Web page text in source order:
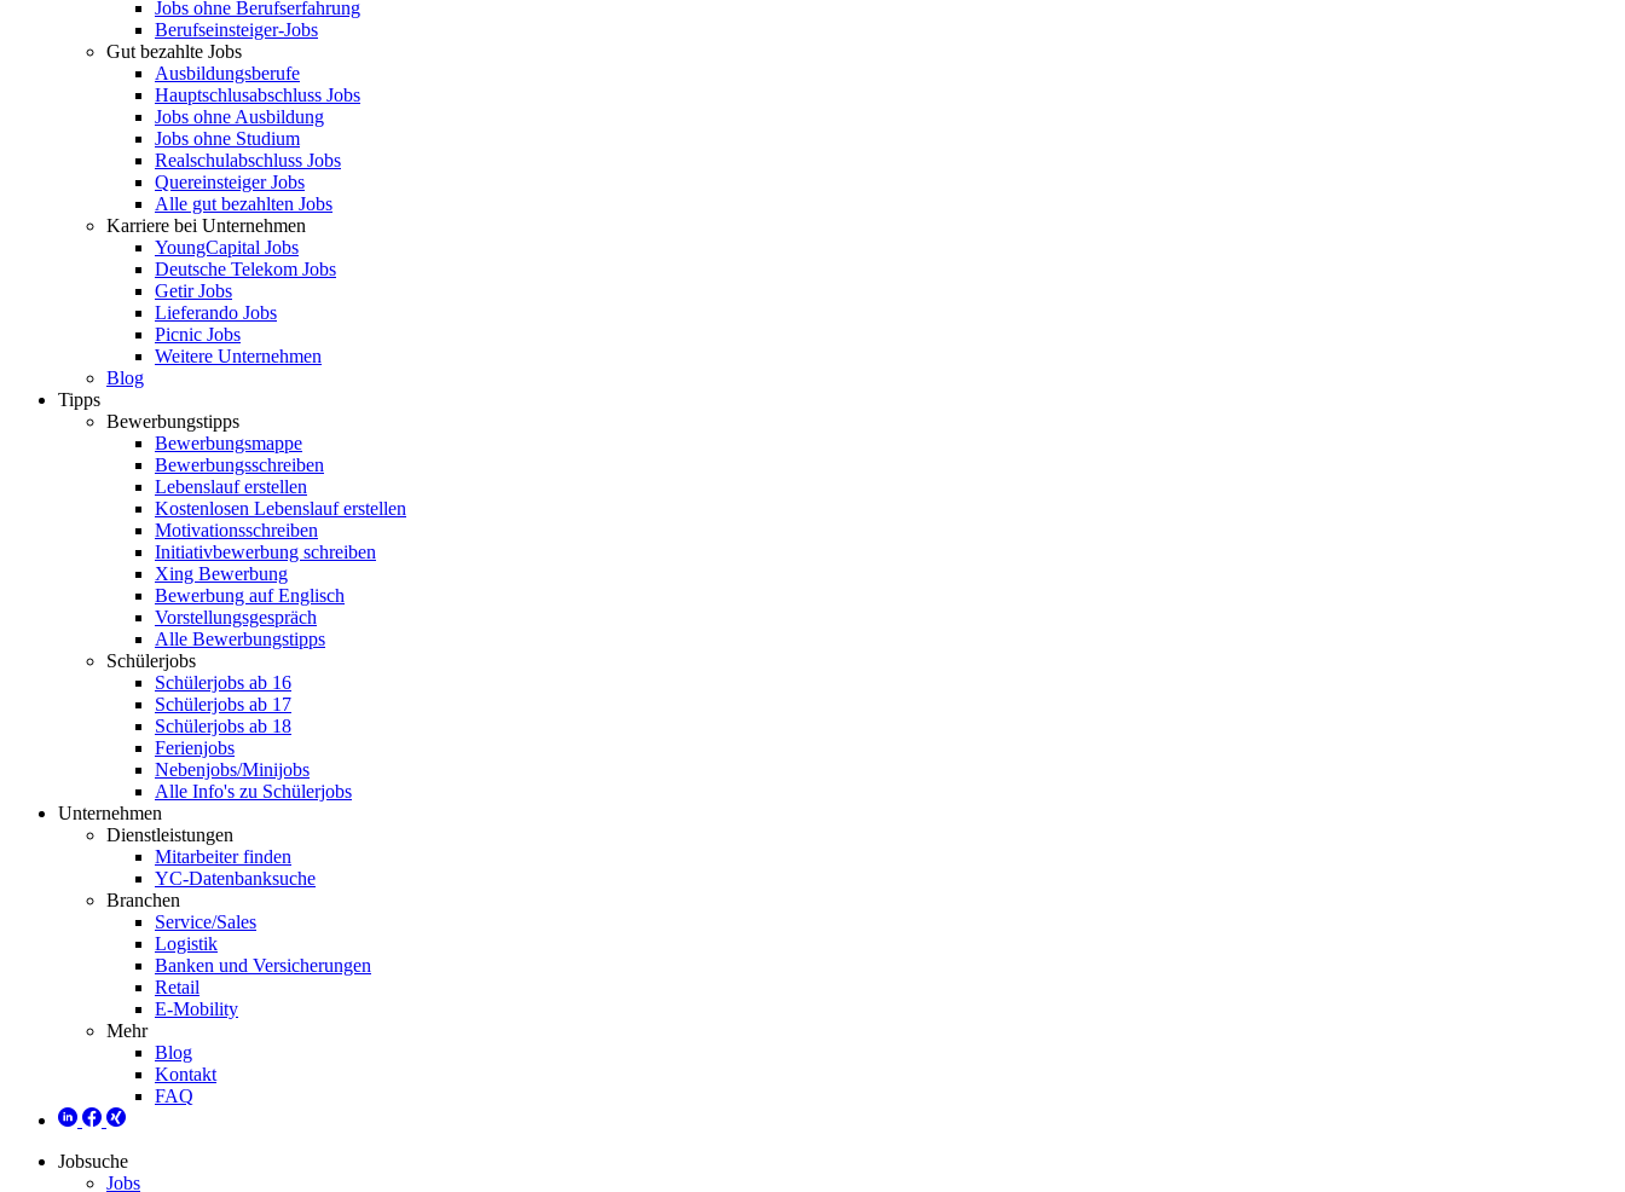
Jobs ohne Berufserfahrung
Berufseinsteiger-Jobs
Gut bezahlte Jobs
Ausbildungsberufe
Hauptschlusabschluss Jobs
Jobs ohne Ausbildung
Jobs ohne Studium
Realschulabschluss Jobs
Quereinsteiger Jobs
Alle gut bezahlten Jobs
Karriere bei Unternehmen
YoungCapital Jobs
Deutsche Telekom Jobs
Getir Jobs
Lieferando Jobs
Picnic Jobs
Weitere Unternehmen
Blog
Tipps
Bewerbungstipps
Bewerbungsmappe
Bewerbungsschreiben
Lebenslauf erstellen
Kostenlosen Lebenslauf erstellen
Motivationsschreiben
Initiativbewerbung schreiben
Xing Bewerbung
Bewerbung auf Englisch
Vorstellungsgespräch
Alle Bewerbungstipps
Schülerjobs
Schülerjobs ab 16
Schülerjobs ab 17
Schülerjobs ab 18
Ferienjobs
Nebenjobs/Minijobs
Alle Info's zu Schülerjobs
Unternehmen
Dienstleistungen
Mitarbeiter finden
YC-Datenbanksuche
Branchen
Service/Sales
Logistik
Banken und Versicherungen
Retail
E-Mobility
Mehr
Blog
Kontakt
FAQ
Jobsuche
Jobs